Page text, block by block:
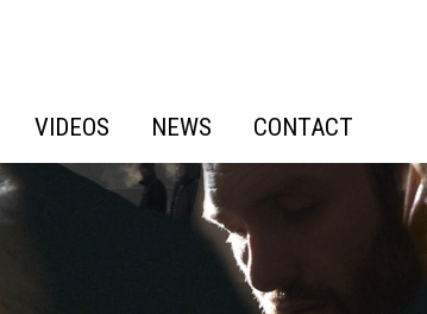
VIDEOS NEWS CONTACT